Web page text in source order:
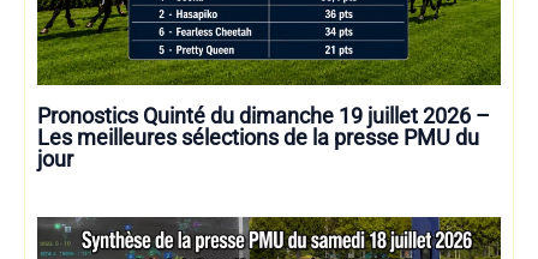
Pronostics Quinté du dimanche 19 juillet 2026 –
Les meilleures sélections de la presse PMU du
jour